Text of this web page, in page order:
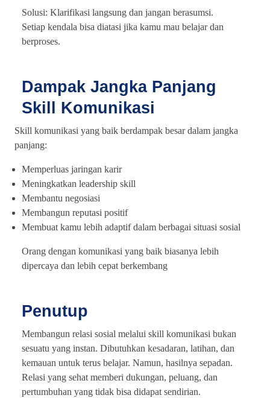
Solusi: Klarifikasi langsung dan jangan berasumsi.
Setiap kendala bisa diatasi jika kamu mau belajar dan
berproses.
Dampak Jangka Panjang
Skill Komunikasi
Skill komunikasi yang baik berdampak besar dalam jangka
panjang:
Memperluas jaringan karir
Meningkatkan leadership skill
Membantu negosiasi
Membangun reputasi positif
Membuat kamu lebih adaptif dalam berbagai situasi sosial
Orang dengan komunikasi yang baik biasanya lebih
dipercaya dan lebih cepat berkembang
Penutup
Membangun relasi sosial melalui skill komunikasi bukan
sesuatu yang instan. Dibutuhkan kesadaran, latihan, dan
kemauan untuk terus belajar. Namun, hasilnya sepadan.
Relasi yang sehat memberi dukungan, peluang, dan
pertumbuhan yang tidak bisa didapat sendirian.